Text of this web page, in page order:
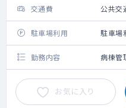
交通費 公共交
駐車場利用 駐車場
勤務内容 病棟管
お気に入り